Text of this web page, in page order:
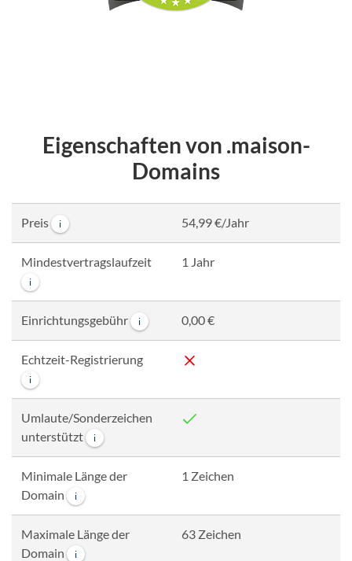
Eigenschaften von .maison-
Domains
Preis i 54,99 €/Jahr
Mindestvertragslaufzeit
i
1 Jahr
Einrichtungsgebühr i 0,00 €
Echtzeit-Registrierung
i
Umlaute/Sonderzeichen
unterstützt
i
Minimale Länge der
Domain
i
1 Zeichen
Maximale Länge der
Domain
i
63 Zeichen